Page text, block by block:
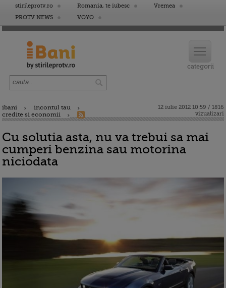
stirileprotv.ro Romania, te iubesc
Vremea
PROTV NEWS
VOYO
ibani
incontul tau
credite si economii
12 iulie 2012 10:59 / 1816
vizualizari
Cu solutia asta, nu va trebui sa mai
cumperi benzina sau motorina
niciodata